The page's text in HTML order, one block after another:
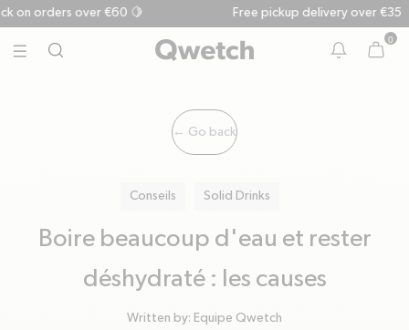
orders over €60 🍋 Free pickup delivery over €35
menu search
TODO bell cart
0
Cart
← Go back
Conseils Solid Drinks
Boire beaucoup d'eau et rester
déshydraté : les causes
Written by: Equipe Qwetch